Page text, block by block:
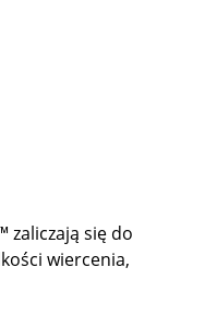
zaliczają się do
wiercenia,